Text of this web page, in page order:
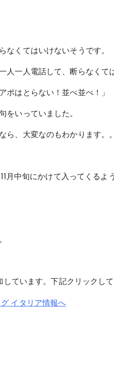
なくてはいけないそうです。
人一人電話して、断らなくて
ポはとらない！並べ並べ！」
をいっていました。
、大変なのもわかります。。
月中旬にかけて入ってくるよ
ています。下記クリックし